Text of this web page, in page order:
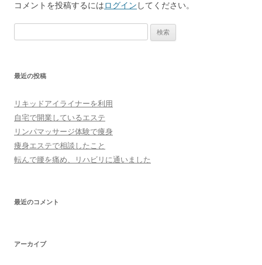
コメントを投稿するにはログイン してください。
最近の投稿
リキッドアイライナーを利用
自宅で開業しているエステ
リンパマッサージ体験で痩身
痩身エステで相談したこと
転んで腰を痛め、リハビリに通いました
最近のコメント
アーカイブ